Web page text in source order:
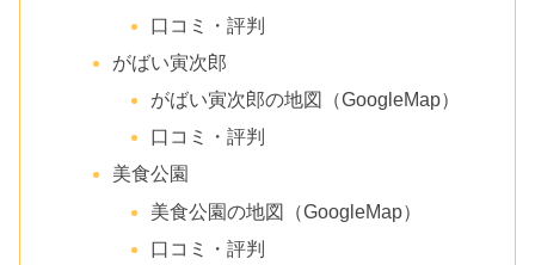
口コミ・評判
がばい寅次郎
がばい寅次郎の地図（GoogleMap）
口コミ・評判
美食公園
美食公園の地図（GoogleMap）
口コミ・評判